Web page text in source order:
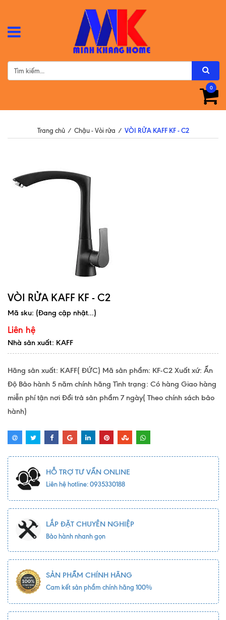
0
Trang chủ / Chậu - Vòi rửa / VÒI RỬA KAFF KF - C2
VÒI RỬA KAFF KF - C2
Mã sku: (Đang cập nhật...)
Liên hệ
Nhà sản xuất: KAFF
Hãng sản xuất: KAFF( ĐỨC) Mã sản phẩm: KF-C2 Xuất xứ: Ấn
Độ Bảo hành 5 năm chính hãng Tình trạng: Có hàng Giao hàng
miễn phí tận nơi Đổi trả sản phẩm 7 ngày( Theo chính sách bảo
hành)
HỖ TRỢ TƯ VẤN ONLINE
Liên hệ hotline: 0935330188
LẮP ĐẶT CHUYÊN NGHIỆP
Bảo hành nhanh gọn
SẢN PHẨM CHÍNH HÃNG
Cam kết sản phẩm chính hãng 100%